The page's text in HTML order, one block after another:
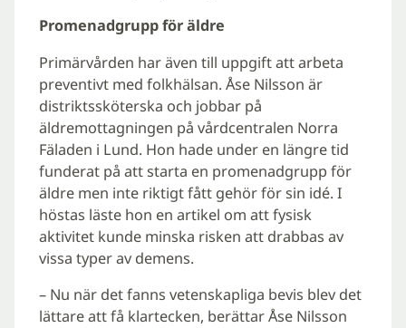
Promenadgrupp för äldre
Primärvården har även till uppgift att arbeta
preventivt med folkhälsan. Åse Nilsson är
distriktssköterska och jobbar på
äldremottagningen på vårdcentralen Norra
Fäladen i Lund. Hon hade under en längre tid
funderat på att starta en promenadgrupp för
äldre men inte riktigt fått gehör för sin idé. I
höstas läste hon en artikel om att fysisk
aktivitet kunde minska risken att drabbas av
vissa typer av demens.
– Nu när det fanns vetenskapliga bevis blev det
lättare att få klartecken, berättar Åse Nilsson